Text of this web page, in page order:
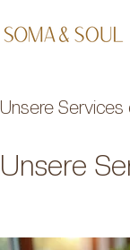
Unsere
Unsere